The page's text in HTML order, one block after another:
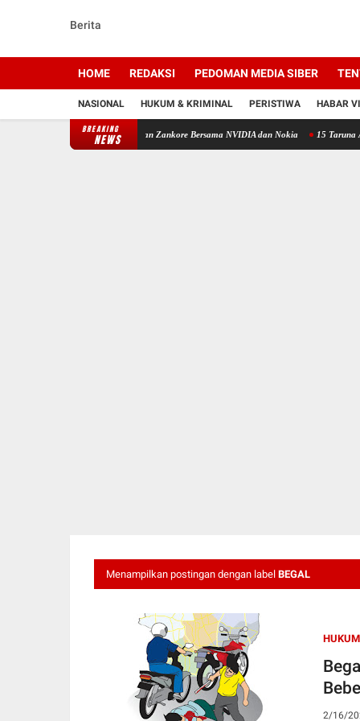
Berita
HOME REDAKSI PEDOMAN MEDIA SIBER
NASIONAL HUKUM & KRIMINAL PERISTIWA HABAR
BREAKING
NEWS
Pasifik, Indosat Luncurkan Zankore Bersama NVIDIA dan Nokia 15 Taruna Akpol-
Menampilkan postingan dengan label BEGAL
2/16/